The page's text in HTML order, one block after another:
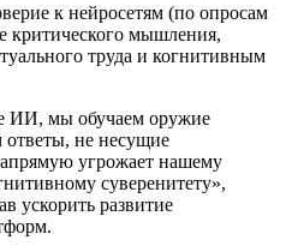
к нейросетям (по опросам
критического мышления,
труда и когнитивным
ИИ, мы обучаем оружие
ответы, не несущие
угрожает нашему
суверенитету»,
ускорить развитие